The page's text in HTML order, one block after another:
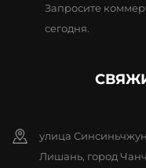
Запросите
сегодня.
улица
Лишань, город